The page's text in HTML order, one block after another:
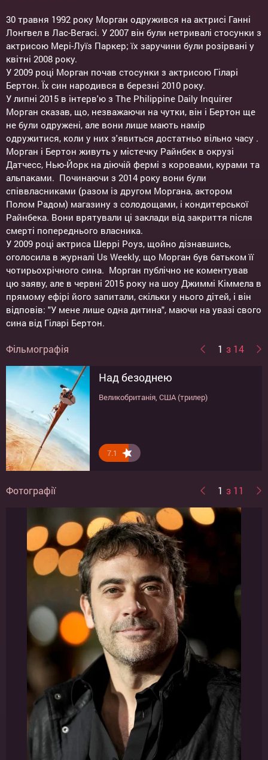
30 травня 1992 року Морган одружився на актрисі Ганні
Лонгвел в Лас-Вегасі. У 2007 він були нетривалі стосунки з
актрисою Мері-Луїз Паркер; їх заручини були розірвані у
квітні 2008 року.
У 2009 році Морган почав стосунки з актрисою Гіларі
Бертон. Їх син народився в березні 2010 року.
У липні 2015 в інтерв'ю з The Philippine Daily Inquirer
Морган сказав, що, незважаючи на чутки, він і Бертон ще
не були одружені, але вони лише мають намір
одружитися, коли у них з'явиться достатньо вільно часу .
Морган і Бертон живуть у містечку Райнбек в окрузі
Датчесс, Нью-Йорк на діючій фермі з коровами, курами та
альпаками. Починаючи з 2014 року вони були
співвласниками (разом із другом Моргана, актором
Полом Радом) магазину з солодощами, і кондитерської
Райнбека. Вони врятували ці заклади від закриття після
смерті попереднього власника.
У 2009 році актриса Шеррі Роуз, щойно дізнавшись,
оголосила в журналі Us Weekly, що Морган був батьком її
чотирьохрічного сина. Морган публічно не коментував
цю заяву, але в червні 2015 року на шоу Джиммі Кіммела в
прямому ефірі його запитали, скільки у нього дітей, і він
відповів: "У мене лише одна дитина", маючи на увазі свого
сина від Гіларі Бертон.
Фільмографія 1 з 14
Над безоднею
Великобританія, США (трилер)
7.1
Нечестивий
США (жахи)
7.6
Убивства з листівками
Великобританія, США (трилер, кримінал)
7.7
Ремпейдж
США (фантастика, бойовик, пригоди)
6.8
Бетмен проти Супермена: На
зорі справедливості
8.3
Швидкість: Автобус 657
США (трилер, бойовик)
5.8
Екстрасенси
США (трилер, детектив)
9.9
Невловимі
США (бойовик)
6.7
Шкатулка прокляття
США (трилер, жахи)
9.1
Курьер
США (бойовик)
7.2
Поля смерті
США (трилер, драма)
7.8
Пастка
США, Великобританія (трилер, драма)
6.1
Хранителі
США (трилер)
7.5
Випадковий чоловік
Великобританія (драма, комедія)
7.1
Фотографії 1 з 11